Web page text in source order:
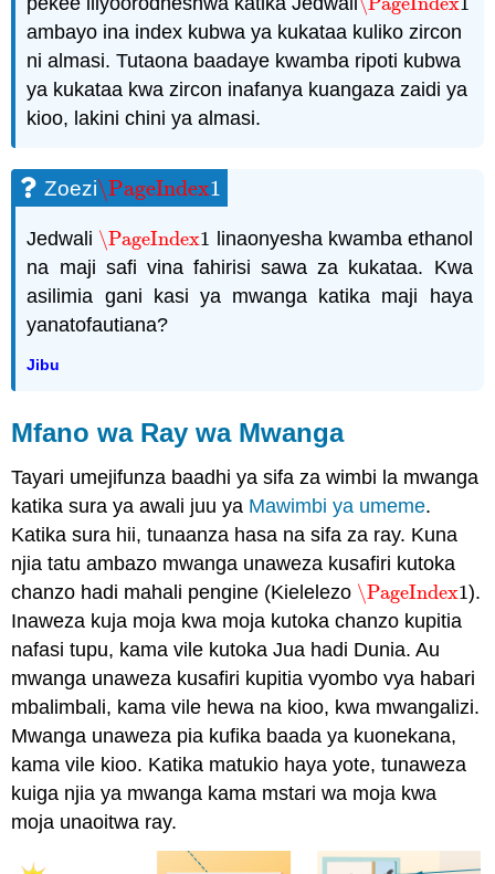
\PageIndex1
ambayo ina index kubwa ya kukataa kuliko zircon
ni almasi. Tutaona baadaye kwamba ripoti kubwa
ya kukataa kwa zircon inafanya kuangaza zaidi ya
kioo, lakini chini ya almasi.
Zoezi\PageIndex1
\PageIndex1
Jedwali \PageIndex1
\PageIndex1 linaonyesha kwamba ethanol
na maji safi vina fahirisi sawa za kukataa. Kwa
asilimia gani kasi ya mwanga katika maji haya
yanatofautiana?
Jibu
Mfano wa Ray wa Mwanga
Tayari umejifunza baadhi ya sifa za wimbi la mwanga
katika sura ya awali juu ya Mawimbi ya umeme.
Katika sura hii, tunaanza hasa na sifa za ray. Kuna
njia tatu ambazo mwanga unaweza kusafiri kutoka
chanzo hadi mahali pengine (Kielelezo \PageIndex1
\PageIndex1).
Inaweza kuja moja kwa moja kutoka chanzo kupitia
nafasi tupu, kama vile kutoka Jua hadi Dunia. Au
mwanga unaweza kusafiri kupitia vyombo vya habari
mbalimbali, kama vile hewa na kioo, kwa mwangalizi.
Mwanga unaweza pia kufika baada ya kuonekana,
kama vile kioo. Katika matukio haya yote, tunaweza
kuiga njia ya mwanga kama mstari wa moja kwa
moja unaoitwa ray.